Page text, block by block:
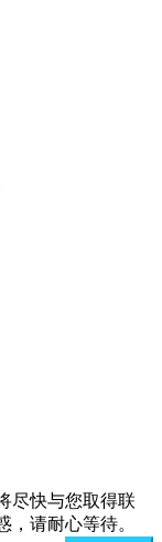
尽快与您取得联
请耐心等待。